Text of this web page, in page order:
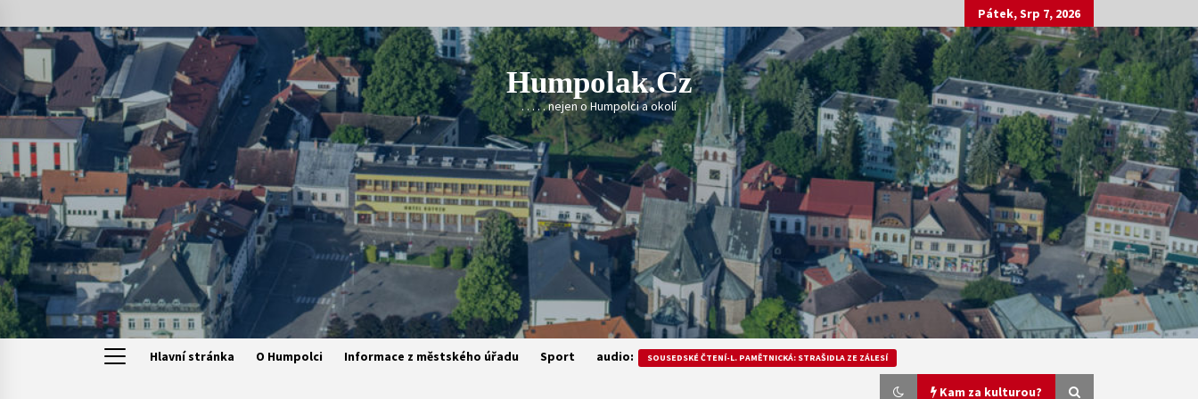
to
content
Pátek, Srp 7, 2026
Humpolak.cz
. . . . . nejen o Humpolci a okolí
Hlavní stránka O Humpolci Informace z městského úřadu Sport audio: SOUSEDSKÉ ČTENÍ-L. PAMĚTNICKÁ: STRAŠIDLA ZE ZÁLESÍ
Kam za kulturou?